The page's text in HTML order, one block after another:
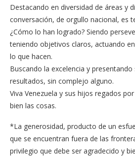
Destacando en diversidad de áreas y
conversación, de orgullo nacional, es
¿Cómo lo han logrado? Siendo
teniendo objetivos claros, actuando
lo que hacen.
Buscando la excelencia y presentando
resultados, sin complejo alguno.
Viva Venezuela y sus hijos regados
bien las cosas.
*La generosidad, producto de un
que se encuentran fuera de las
privilegio que debe ser agradecido y